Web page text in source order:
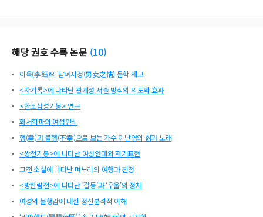
해당 권호 수록 논문 (10)
이옥(李鈺)의 남녀지정(男女之情) 문학 재고
<자기록>에 나타난 관계성 서술 방식의 의도와 효과
<한조삼성기봉> 연구
화서학파의 여성인식
행(幸)과 불행(不幸)으로 보는 가수 이난영의 삶과 노래
<쌍천기봉>에 나타난 여성연대와 자기표현
고전 소설에 나타난 며느리의 여행과 친정
<방한림전>에 나타난 ‘갈등’과 ‘우울’의 정체
여성의 불행감에 대한 정신분석적 이해